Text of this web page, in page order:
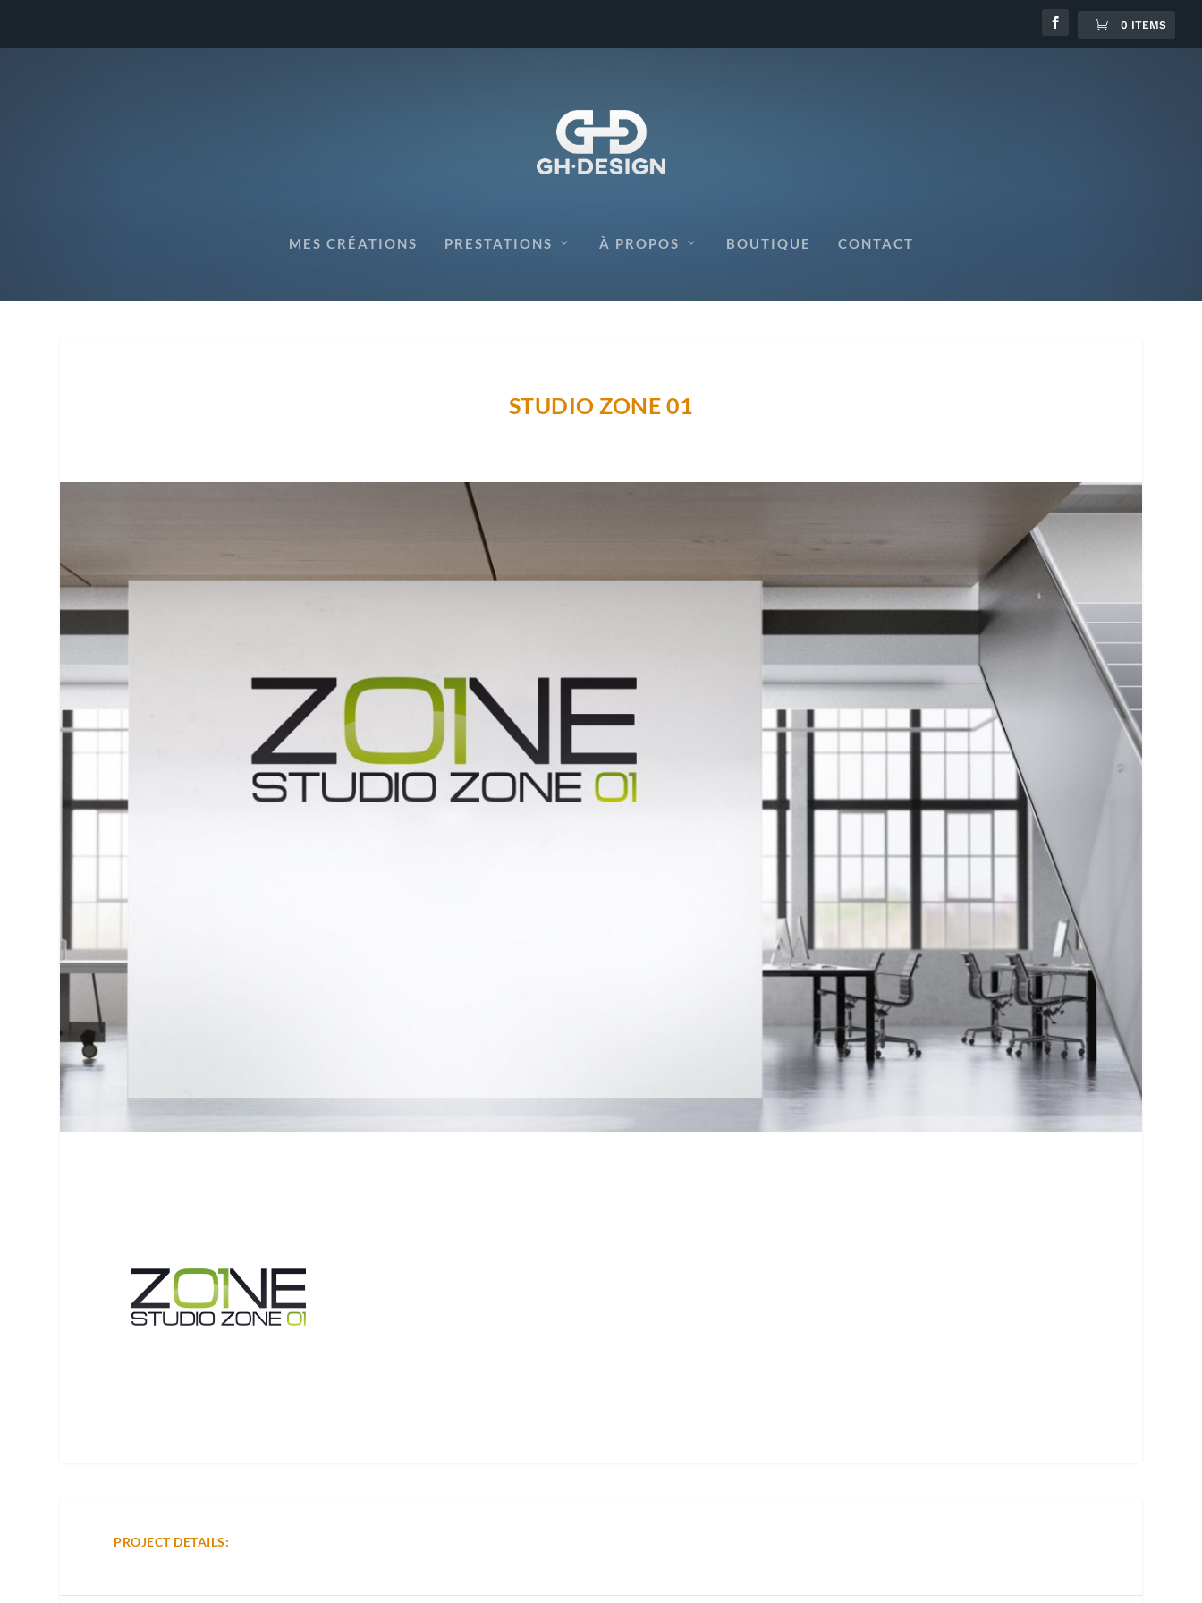
0 ITEMS
MES CRÉATIONS PRESTATIONS À PROPOS BOUTIQUE CONTACT
STUDIO ZONE 01
PROJECT DETAILS: